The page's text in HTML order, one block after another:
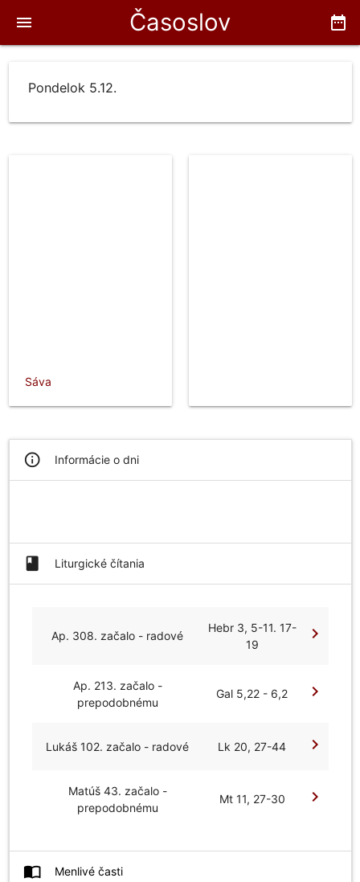
Časoslov date_range
menu
Pondelok 5.12.
Sáva
info_outline Informácie o dni
book Liturgické čítania
Ap. 308. začalo - radové
Hebr 3, 5-11. 17-
19
chevron_right
Ap. 213. začalo -
prepodobnému
Gal 5,22 - 6,2 chevron_right
Lukáš 102. začalo - radové Lk 20, 27-44 chevron_right
Matúš 43. začalo -
prepodobnému
Mt 11, 27-30 chevron_right
import_contacts Menlivé časti